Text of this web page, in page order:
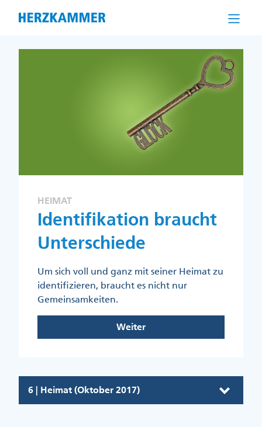
HEIMAT
Identifikation braucht
Unterschiede
Um sich voll und ganz mit seiner Heimat zu
identifizieren, braucht es nicht nur
Gemeinsamkeiten.
Weiter
6 | Heimat (Oktober 2017)